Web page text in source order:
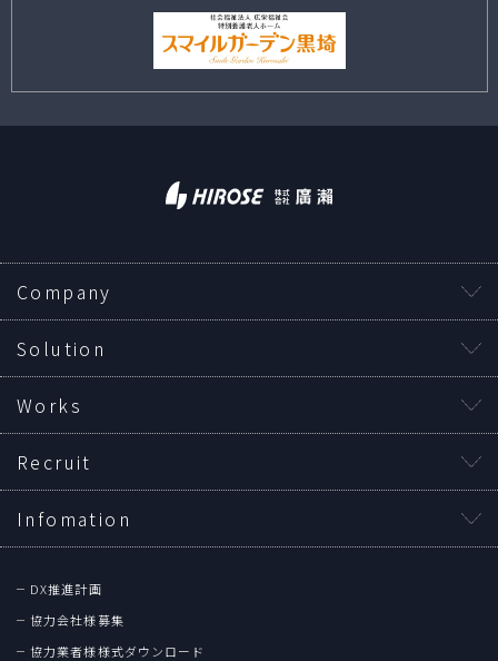
Company
Solution
Works
Recruit
Infomation
DX推進計画
協力会社様募集
協力業者様様式ダウンロード